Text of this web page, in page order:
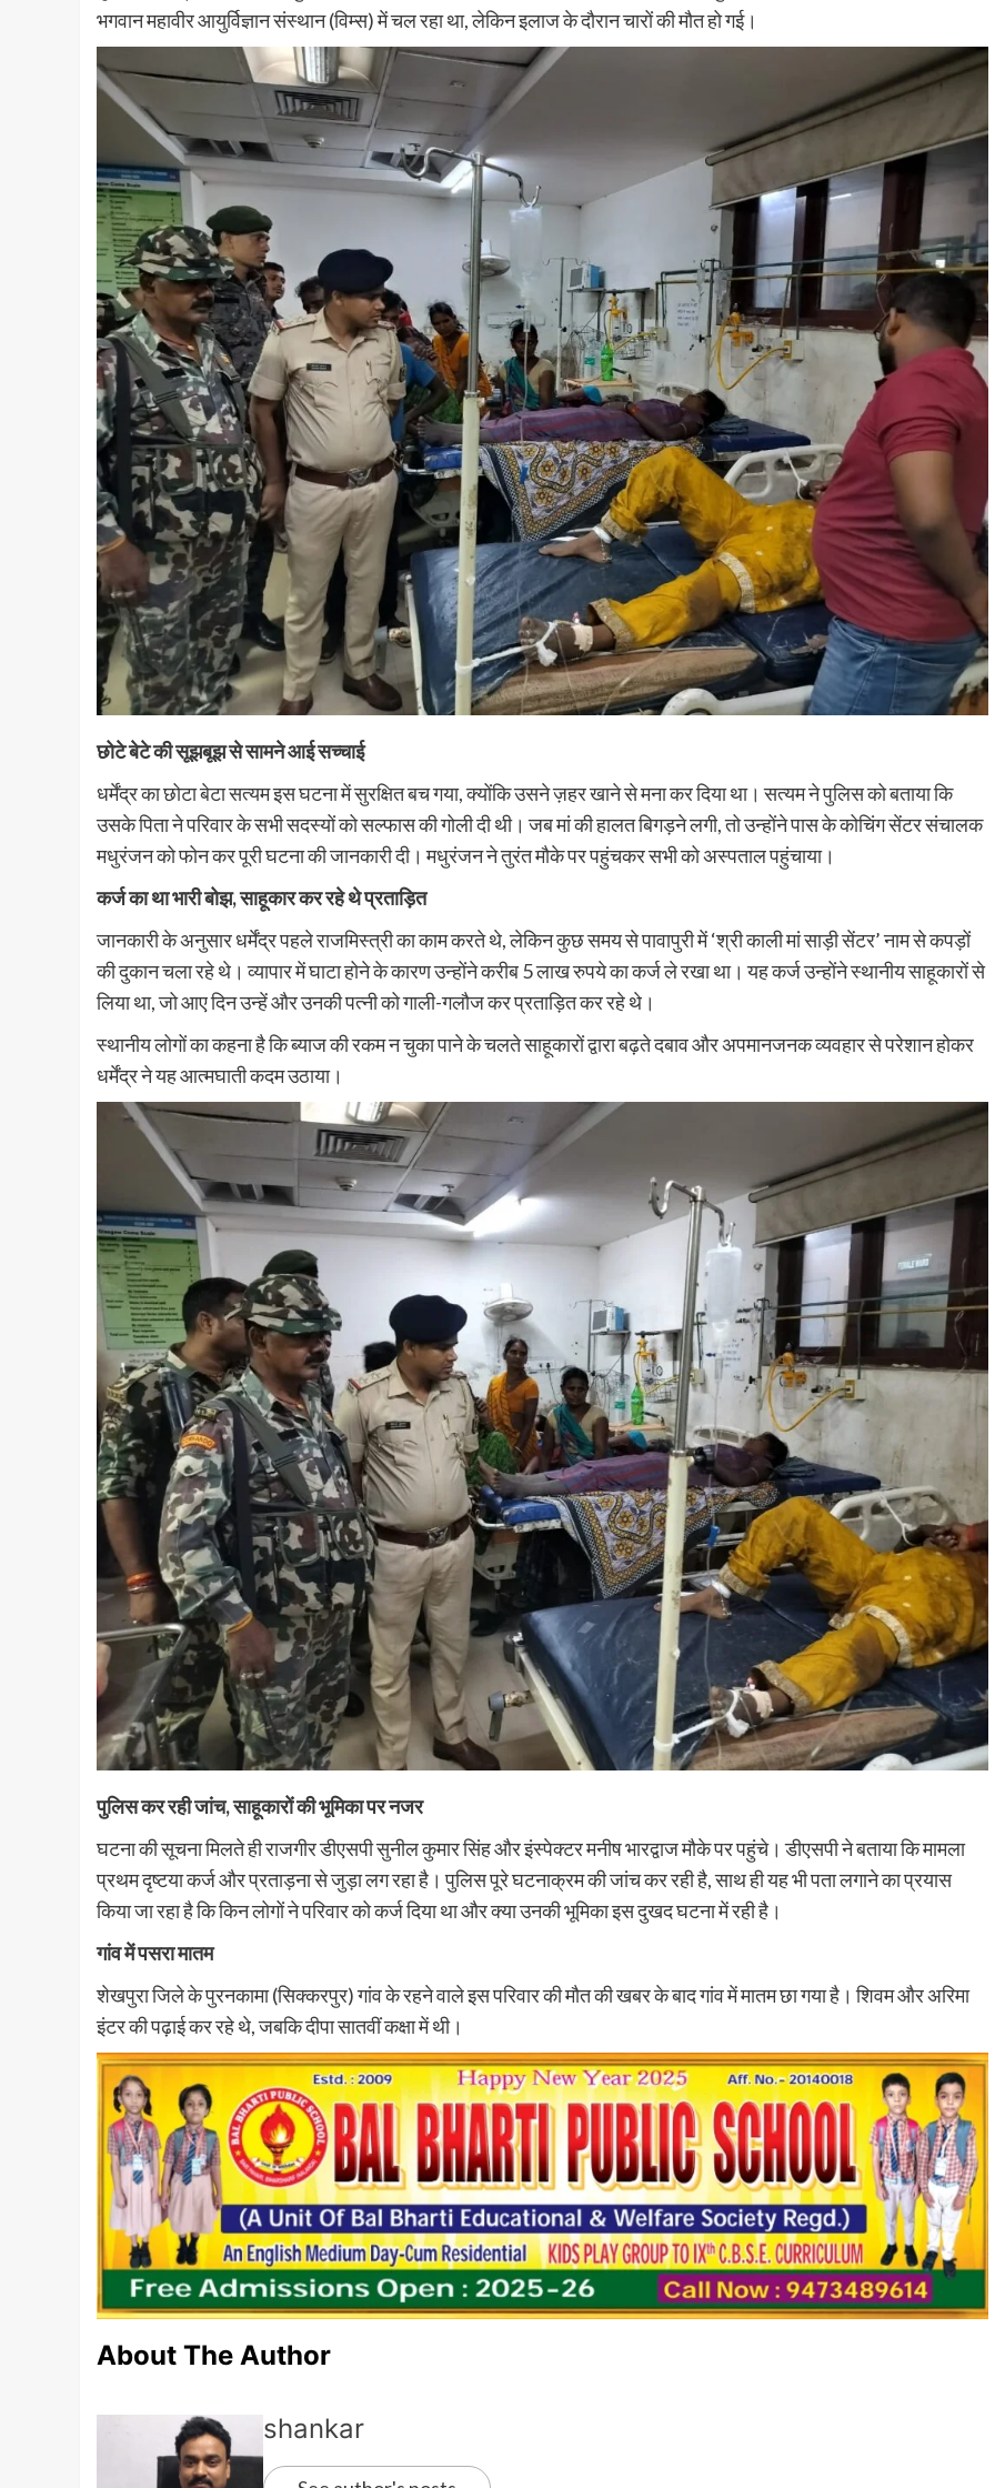
भगवान महावीर आयुर्विज्ञान संस्थान (विम्स) में चल रहा था, लेकिन इलाज के दौरान चारों की मौत हो गई।
छोटे बेटे की सूझबूझ से सामने आई सच्चाई
धर्मेंद्र का छोटा बेटा सत्यम इस घटना में सुरक्षित बच गया, क्योंकि उसने ज़हर खाने से मना कर दिया था। सत्यम ने पुलिस को बताया कि
उसके पिता ने परिवार के सभी सदस्यों को सल्फास की गोली दी थी। जब मां की हालत बिगड़ने लगी, तो उन्होंने पास के कोचिंग सेंटर संचालक
मधुरंजन को फोन कर पूरी घटना की जानकारी दी। मधुरंजन ने तुरंत मौके पर पहुंचकर सभी को अस्पताल पहुंचाया।
कर्ज का था भारी बोझ, साहूकार कर रहे थे प्रताड़ित
जानकारी के अनुसार धर्मेंद्र पहले राजमिस्त्री का काम करते थे, लेकिन कुछ समय से पावापुरी में ‘श्री काली मां साड़ी सेंटर’ नाम से कपड़ों
की दुकान चला रहे थे। व्यापार में घाटा होने के कारण उन्होंने करीब 5 लाख रुपये का कर्ज ले रखा था। यह कर्ज उन्होंने स्थानीय साहूकारों से
लिया था, जो आए दिन उन्हें और उनकी पत्नी को गाली-गलौज कर प्रताड़ित कर रहे थे।
स्थानीय लोगों का कहना है कि ब्याज की रकम न चुका पाने के चलते साहूकारों द्वारा बढ़ते दबाव और अपमानजनक व्यवहार से परेशान होकर
धर्मेंद्र ने यह आत्मघाती कदम उठाया।
पुलिस कर रही जांच, साहूकारों की भूमिका पर नजर
घटना की सूचना मिलते ही राजगीर डीएसपी सुनील कुमार सिंह और इंस्पेक्टर मनीष भारद्वाज मौके पर पहुंचे। डीएसपी ने बताया कि मामला
प्रथम दृष्टया कर्ज और प्रताड़ना से जुड़ा लग रहा है। पुलिस पूरे घटनाक्रम की जांच कर रही है, साथ ही यह भी पता लगाने का प्रयास
किया जा रहा है कि किन लोगों ने परिवार को कर्ज दिया था और क्या उनकी भूमिका इस दुखद घटना में रही है।
गांव में पसरा मातम
शेखपुरा जिले के पुरनकामा (सिक्करपुर) गांव के रहने वाले इस परिवार की मौत की खबर के बाद गांव में मातम छा गया है। शिवम और अरिमा
इंटर की पढ़ाई कर रहे थे, जबकि दीपा सातवीं कक्षा में थी।
About The Author
shankar
करीब 300 छात्राओं के नामांकन वाले विद्यालय में बारिश बनी मुसीबत,
प्रधानाध्यापिका ने भवन मरम्मत व जलनिकासी की व्यवस्था कराने की
Nalanda Crime News
दो वर्ष पुराने धोखाधड़ी व जालसाजी मामले का मुख्य
आरोपी गिरफ्तार, वेना थाना पुलिस को मिली बड़ी
सफलता
shankar August 1, 2026 0
नालंदा जिले की वेना थाना पुलिस ने वर्ष 2023 में दर्ज धोखाधड़ी,